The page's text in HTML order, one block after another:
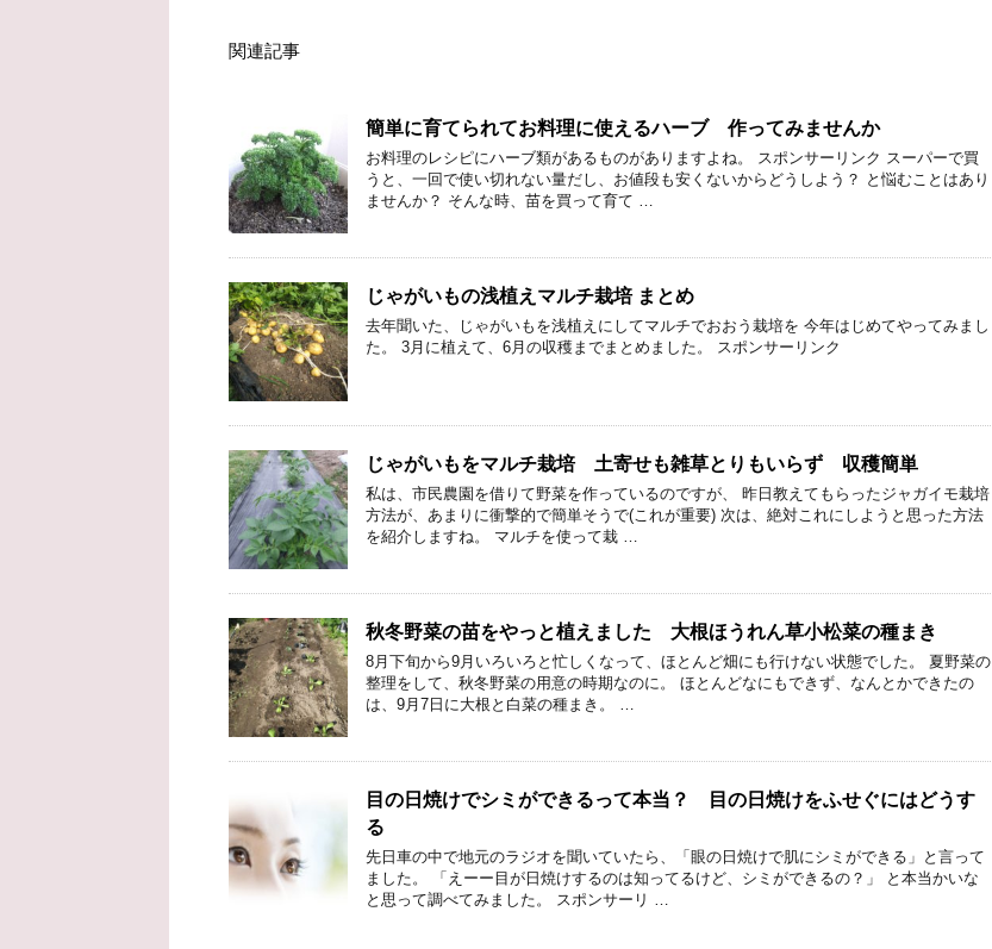
関連記事
簡単に育てられてお料理に使えるハーブ 作ってみませんか
お料理のレシピにハーブ類があるものがありますよね。 スポンサーリンク スーパーで買
うと、一回で使い切れない量だし、お値段も安くないからどうしよう？ と悩むことはあり
ませんか？ そんな時、苗を買って育て …
じゃがいもの浅植えマルチ栽培 まとめ
去年聞いた、じゃがいもを浅植えにしてマルチでおおう栽培を 今年はじめてやってみまし
た。 3月に植えて、6月の収穫までまとめました。 スポンサーリンク
じゃがいもをマルチ栽培 土寄せも雑草とりもいらず 収穫簡単
私は、市民農園を借りて野菜を作っているのですが、 昨日教えてもらったジャガイモ栽培
方法が、あまりに衝撃的で簡単そうで(これが重要) 次は、絶対これにしようと思った方法
を紹介しますね。 マルチを使って栽 …
秋冬野菜の苗をやっと植えました 大根ほうれん草小松菜の種まき
8月下旬から9月いろいろと忙しくなって、ほとんど畑にも行けない状態でした。 夏野菜の
整理をして、秋冬野菜の用意の時期なのに。 ほとんどなにもできず、なんとかできたの
は、9月7日に大根と白菜の種まき。 …
目の日焼けでシミができるって本当？ 目の日焼けをふせぐにはどうす
る
先日車の中で地元のラジオを聞いていたら、「眼の日焼けで肌にシミができる」と言って
ました。 「えーー目が日焼けするのは知ってるけど、シミができるの？」 と本当かいな
と思って調べてみました。 スポンサーリ …